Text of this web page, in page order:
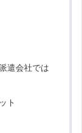
遣会社では
ト